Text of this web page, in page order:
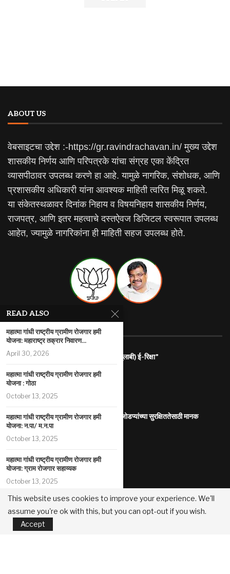
ABOUT US
वेबसाइटचा उद्देश :-https://gr.ravindrachavan.in/ मुख्य उद्देश
शासकीय निर्णय आणि परिपत्रके यांचा संग्रह एका केंद्रित
व्यासपीठावर उपलब्ध करणे हा आहे. यामुळे नागरिक, संशोधक, आणि
प्रशासकीय अधिकारी यांना आवश्यक माहिती त्वरित मिळू शकते.
या संकेतस्थळावर दिनांक निहाय व विषयनिहाय शासकीय निर्णय,
राजपत्र, आणि इतर महत्वाचे दस्तऐवज डिजिटल स्वरूपात उपलब्ध
आहेत, ज्यामुळे नागरिकांना ही माहिती सहज उपलब्ध होते.
RECENT ARTICLES
राज्यातील गरजू महिलांना रोजगारासाठी “पिंक (गुलाबी) ई-रिक्षा”
महाराष्ट्र इलेक्ट्रिक वाहन धोरण
July 29, 2026
आंतरजातीय किंवा आंतरधर्मीय विवाह करणा-या जोडप्यांच्या सुरक्षिततेसाठी मानक
कार्यप्रणाली
July 29, 2026
पोलीस कोठडीतील मृत्यू
July 29, 2026
सुधारित प्रधानमंत्री पीक विमा योजना
July 29, 2026
महानगरपालिका /नगरपरिषदा/नगरपंचायती यांच्या मालकीच्या मालमत्तांच्या मुद्रीकरण
धोरण
READ ALSO
महात्मा गांधी राष्ट्रीय ग्रामीण रोजगार हमी
योजना: महाराष्ट्र तक्रार निवारण...
April 30, 2026
महात्मा गांधी राष्ट्रीय ग्रामीण रोजगार हमी
योजना : गोठा
October 13, 2025
महात्मा गांधी राष्ट्रीय ग्रामीण रोजगार हमी
योजना: न.पा/ म.न.पा
October 13, 2025
महात्मा गांधी राष्ट्रीय ग्रामीण रोजगार हमी
योजना: ग्राम रोजगार सहाय्यक
October 13, 2025
महात्मा गांधी राष्ट्रीय ग्रामीण रोजगार हमी
योजना: लेबर बजेट
October 13, 2025
This website uses cookies to improve your experience. We'll
assume you're ok with this, but you can opt-out if you wish.
Accept